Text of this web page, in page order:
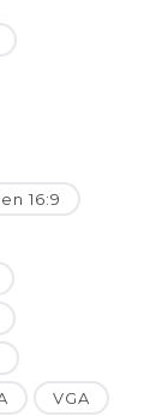
16:9
VGA